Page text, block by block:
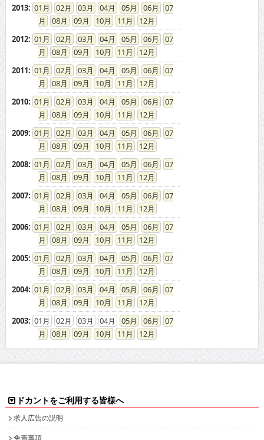
2013: 01 02 03 04 05 06
07
08
09 10 11
12
2012: 01 02 03 04 05 06
07
08
09 10 11
12
2011: 01 02 03 04 05 06
07
08
09 10 11
12
2010: 01 02 03 04 05 06
07
08
09 10 11
12
2009: 01 02 03 04 05 06
07
08
09 10 11
12
2008: 01 02 03 04 05 06
07
08
09 10 11
12
2007: 01 02 03 04 05 06
07
08
09 10 11
12
2006: 01 02 03 04 05 06
07
08
09 10 11
12
2005: 01 02 03 04 05 06
07
08
09 10 11
12
2004: 01 02 03 04 05 06
07
08
09 10 11
12
2003: 01 02 03 04 05 06
07
08
09 10 11 12
ドカントをご利用する皆様へ
求人広告の説明
免責事項